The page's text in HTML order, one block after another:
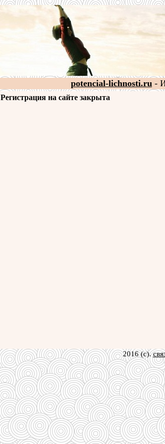
potencial-lichnosti.ru-
Регистрация на сайте закрыта
2016 (c).